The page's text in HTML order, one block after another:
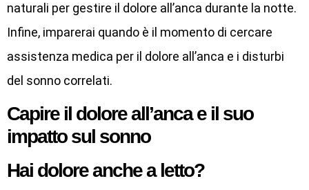
naturali per gestire il dolore all’anca durante la notte.
Infine, imparerai quando è il momento di cercare
assistenza medica per il dolore all’anca e i disturbi
del sonno correlati.
Capire il dolore all’anca e il suo
impatto sul sonno
Hai dolore anche a letto?